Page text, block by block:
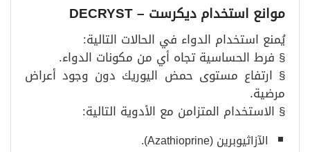
موانع استخدام ديكرست – DECRYST
يُمنع استخدام الدواء في الحالات التالية:
§ فرط الحساسية تجاه أي من مكونات الدواء.
§ ارتفاع مستوى حمض اليوريك دون وجود أعراض
مرضية.
§ الاستخدام المتزامن مع الأدوية التالية:
الآزاثيوبرين (Azathioprine).